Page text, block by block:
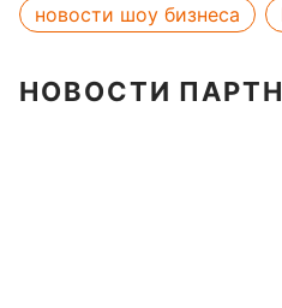
новости шоу бизнеса
НОВОСТИ